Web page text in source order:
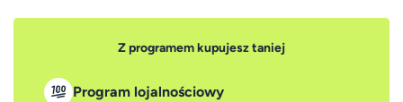
Z programem kupujesz taniej
Program lojalnościowy